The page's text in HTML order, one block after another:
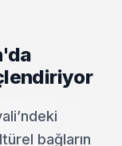
bağların